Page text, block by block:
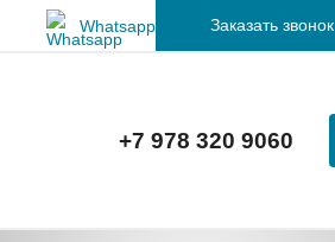
Whatsapp Заказать звонок
+7 978 320 9060